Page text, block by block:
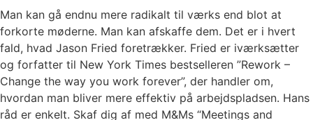
Man kan gå endnu mere radikalt til værks end blot at
forkorte møderne. Man kan afskaffe dem. Det er i hvert
fald, hvad Jason Fried foretrækker. Fried er iværksætter
og forfatter til New York Times bestselleren ”Rework –
Change the way you work forever”, der handler om,
hvordan man bliver mere effektiv på arbejdspladsen. Hans
råd er enkelt. Skaf dig af med M&Ms “Meetings and